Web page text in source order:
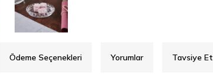
Ödeme Seçenekleri Yorumlar Tavsiye Et